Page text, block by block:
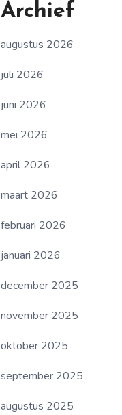
Archief
augustus 2026
juli 2026
juni 2026
mei 2026
april 2026
maart 2026
februari 2026
januari 2026
december 2025
november 2025
oktober 2025
september 2025
augustus 2025